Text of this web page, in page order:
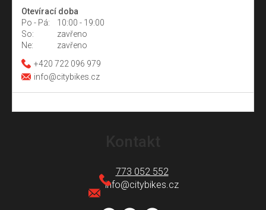
Otevírací doba
Po - Pá:
10:00 - 19:00
So:
zavřeno
Ne:
zavřeno
+420 722 096 979
info@citybikes.cz
info@citybikes.cz
773 052 552